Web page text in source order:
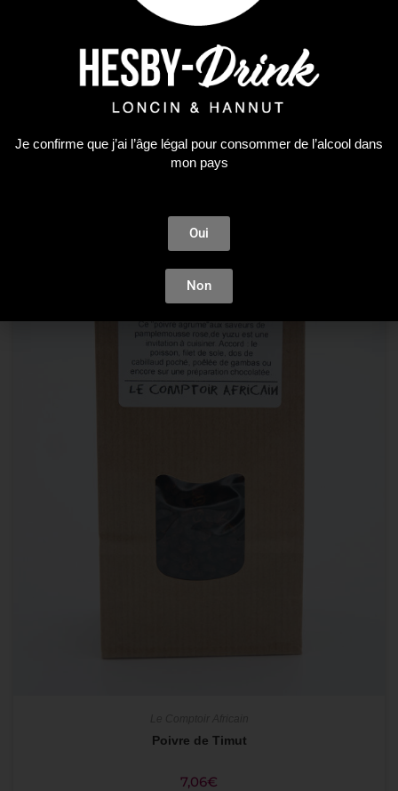
Poivre à queue Cubebe
AJOUTER AU PANIER
Poivre de Timut
7,06€
Je confirme que j’ai l’âge légal pour consommer de l’alcool dans
mon pays
Oui
Non